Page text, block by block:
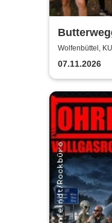
Wolfenbüttel,
07.11.2026